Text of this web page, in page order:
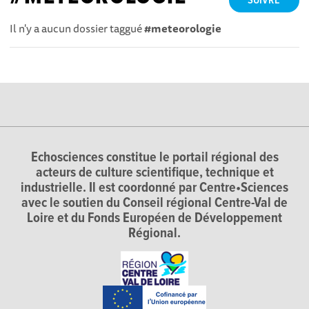
Il n'y a aucun dossier taggué#meteorologie
Echosciences constitue le portail régional des
acteurs de culture scientifique, technique et
industrielle. Il est coordonné par Centre•Sciences
avec le soutien du Conseil régional Centre-Val de
Loire et du Fonds Européen de Développement
Régional.